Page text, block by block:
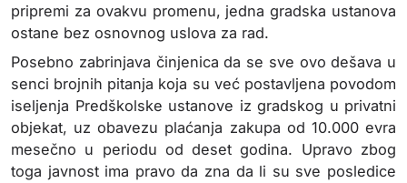
pripremi za ovakvu promenu, jedna gradska ustanova
ostane bez osnovnog uslova za rad.
Posebno zabrinjava činjenica da se sve ovo dešava u
senci brojnih pitanja koja su već postavljena povodom
iseljenja Predškolske ustanove iz gradskog u privatni
objekat, uz obavezu plaćanja zakupa od 10.000 evra
mesečno u periodu od deset godina. Upravo zbog
toga javnost ima pravo da zna da li su sve posledice